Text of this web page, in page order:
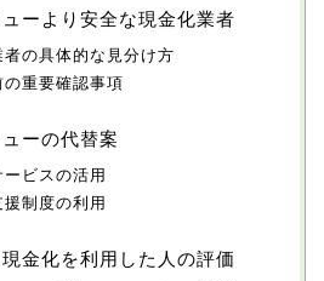
ーより安全な現金化業者
者の具体的な見分け方
の重要確認事項
ーの代替案
ービスの活用
援制度の利用
金化を利用した人の評価